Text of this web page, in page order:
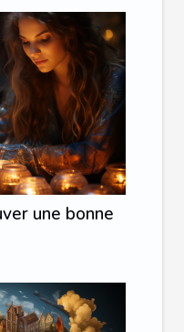
une bonne